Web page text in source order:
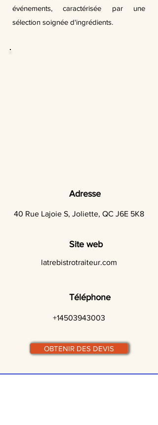
événements, caractérisée par une
sélection soignée d'ingrédients.
Adresse
40 Rue Lajoie S, Joliette, QC J6E 5K8
Site web
latrebistrotraiteur.com
Téléphone
+14503943003
OBTENIR DES DEVIS